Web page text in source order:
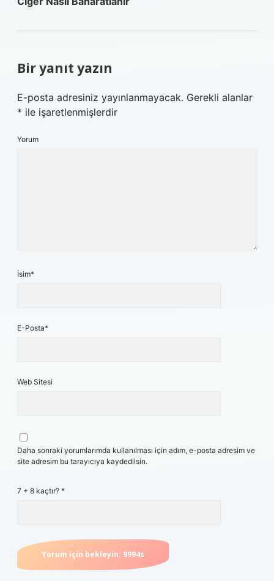
Bir yanıt yazın
E-posta adresiniz yayınlanmayacak. Gerekli alanlar
* ile işaretlenmişlerdir
Yorum
İsim*
E-Posta*
Web Sitesi
Daha sonraki yorumlarımda kullanılması için adım, e-posta adresim ve
site adresim bu tarayıcıya kaydedilsin.
7 + 8 kaçtır? *